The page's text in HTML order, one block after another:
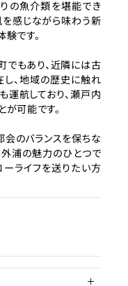
の魚介類を堪能でき
を感じながら味わう新
です。
でもあり、近隣には古
、地域の歴史に触れ
運航しており、瀬戸内
可能です。
会のバランスを保ちな
浦の魅力のひとつで
ーライフを送りたい方